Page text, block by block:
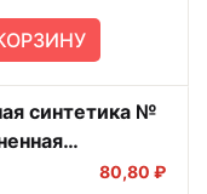
синтетика №
80,80 ₽